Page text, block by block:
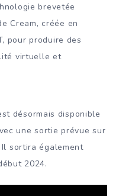
brevetée
Cream, créée en
pour produire des
virtuelle et
désormais disponible
une sortie prévue sur
sortira également
2024.